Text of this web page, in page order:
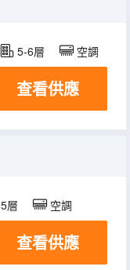
5-6層 空調
查看供應
5層 空調
查看供應